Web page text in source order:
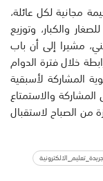
مجانية لكل عائلة،
والكبار، وتوزيع
مشيرا إلى أن باب
خلال فترة الدوام
المشاركة لأسبقية
المشاركة والاستمتاع
من الصباح لاستقبال